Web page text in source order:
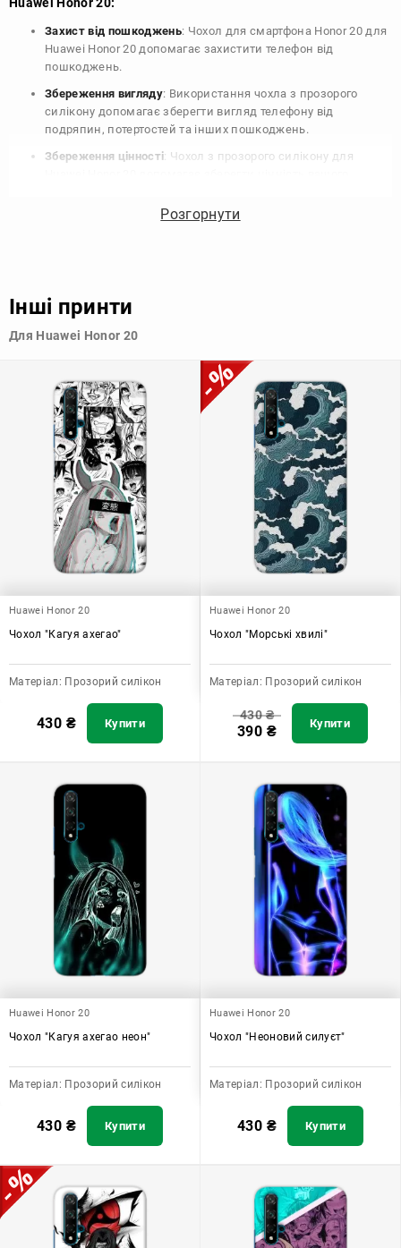
Huawei Honor 20:
Захист від пошкоджень: Чохол для смартфона Honor 20 для
Huawei Honor 20 допомагає захистити телефон від
пошкоджень.
Збереження вигляду: Використання чохла з прозорого
силікону допомагає зберегти вигляд телефону від
подряпин, потертостей та інших пошкоджень.
Збереження цінності: Чохол з прозорого силікону для
продати свій пристрій в майбутньому.
Узагалі, чохол для телефону - це дуже корисний аксесуар, який
допомагає захистити ваш пристрій, зберегти його цінність і
Розгорнути
Інші принти
Для Huawei Honor 20
Huawei Honor 20
Чохол "Кагуя ахегао"
Матеріал: Прозорий силікон
430 ₴ Купити
Huawei Honor 20
Чохол "Морські хвилі"
Матеріал: Прозорий силікон
430₴
390 ₴ Купити
Huawei Honor 20
Чохол "Кагуя ахегао неон"
Матеріал: Прозорий силікон
430 ₴ Купити
Huawei Honor 20
Чохол "Неоновий силуєт"
Матеріал: Прозорий силікон
430 ₴ Купити